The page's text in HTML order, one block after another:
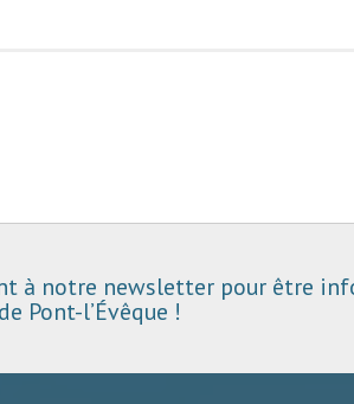
à notre newsletter pour être
Pont-l’Évêque !